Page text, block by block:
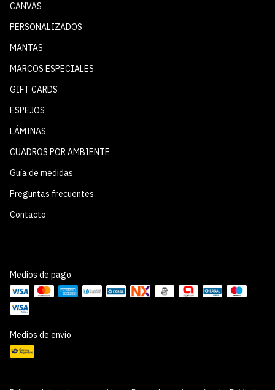
CANVAS
PERSONALIZADOS
MANTAS
MARCOS ESPECIALES
GIFT CARDS
ESPEJOS
LÁMINAS
CUADROS POR AMBIENTE
Guía de medidas
Preguntas frecuentes
Contacto
Medios de pago
Medios de envío